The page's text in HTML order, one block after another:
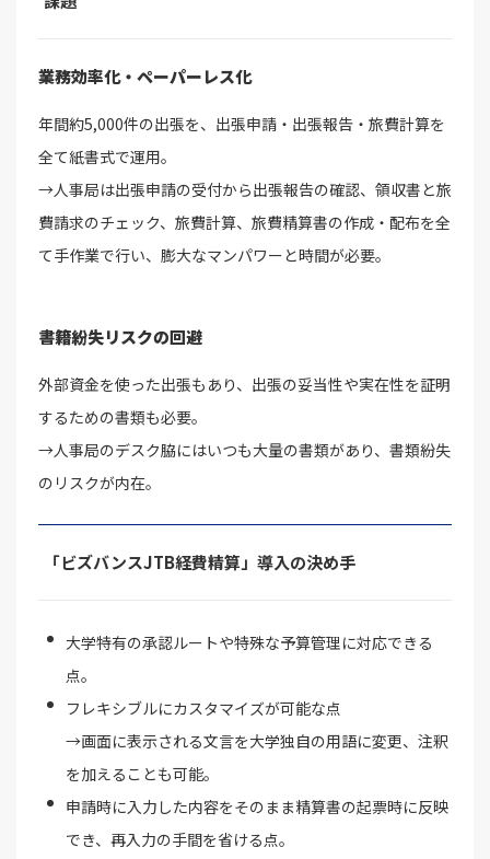
業務効率化・ペーパーレス化
年間約5,000件の出張を、出張申請・出張報告・旅費計算を
全て紙書式で運用。
→人事局は出張申請の受付から出張報告の確認、領収書と旅
費請求のチェック、旅費計算、旅費精算書の作成・配布を全
て手作業で行い、膨大なマンパワーと時間が必要。
書籍紛失リスクの回避
外部資金を使った出張もあり、出張の妥当性や実在性を証明
するための書類も必要。
→人事局のデスク脇にはいつも大量の書類があり、書類紛失
のリスクが内在。
「ビズバンスJTB経費精算」導入の決め手
大学特有の承認ルートや特殊な予算管理に対応できる
点。
フレキシブルにカスタマイズが可能な点
→画面に表示される文言を大学独自の用語に変更、注釈
を加えることも可能。
申請時に入力した内容をそのまま精算書の起票時に反映
でき、再入力の手間を省ける点。